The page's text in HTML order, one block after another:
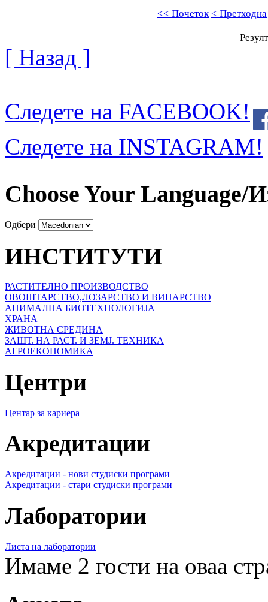
<< Почеток < Претходна
[ Назад ]
Следете на FACEBOOK!
Следете на INSTAGRAM!
Choose Your Language/
Одбери
ИНСТИТУТИ
РАСТИТЕЛНО ПРОИЗВОДСТВО
ОВОШТАРСТВО,ЛОЗАРСТВО И ВИНАРСТВО
АНИМАЛНА БИОТЕХНОЛОГИЈА
ХРАНА
ЖИВОТНА СРЕДИНА
ЗАШТ. НА РАСТ. И ЗЕМЈ. ТЕХНИКА
АГРОЕКОНОМИКА
Центри
Центар за кариера
Акредитации
Акредитации - нови студиски програми
Акредитации - стари студиски програми
Лаборатории
Листа на лаборатории
Имаме 2 гости на оваа